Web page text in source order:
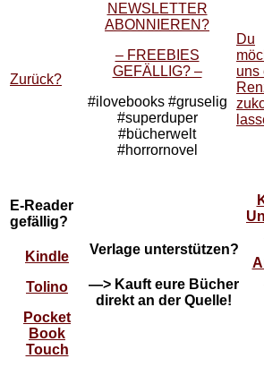
Zurück?
NEWSLETTER
ABONNIEREN?
– FREEBIES
GEFÄLLIG? –
#ilovebooks #gruselig
#superduper
#bücherwelt
#horrornovel
Du
uns
E-Reader
gefällig?
Kindle
Tolino
Pocket
Book
Touch
Verlage unterstützen?
—> Kauft eure Bücher
direkt an der Quelle!